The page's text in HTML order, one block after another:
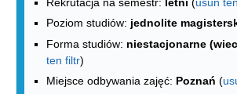
Poziom studiów: jednolite
Forma studiów: niestacjonarne
ten filtr)
Miejsce odbywania zajęć: Poznań (